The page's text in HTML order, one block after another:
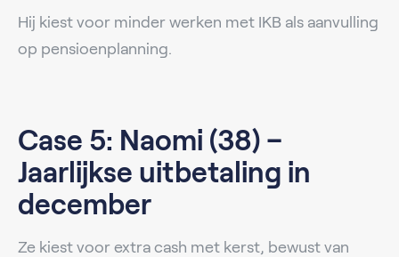
Hij kiest voor minder werken met IKB als aanvulling
op pensioenplanning.
Case 5: Naomi (38) –
Jaarlijkse uitbetaling in
december
Ze kiest voor extra cash met kerst, bewust van